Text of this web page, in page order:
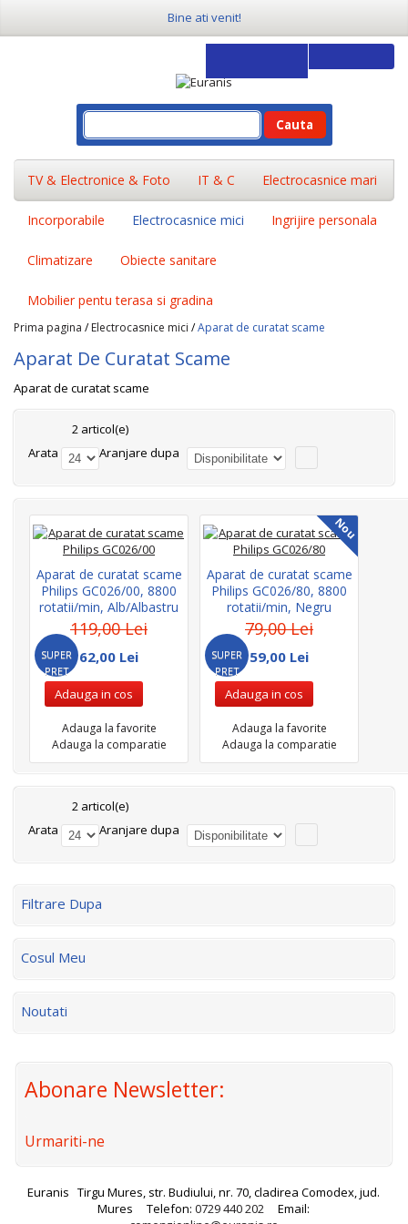
Bine ati venit!
Cauta
TV & Electronice & Foto IT & C Electrocasnice mari
Incorporabile Electrocasnice mici Ingrijire personala
Climatizare Obiecte sanitare
Mobilier pentu terasa si gradina
Prima pagina /Electrocasnice mici /Aparat de curatat scame
Aparat De Curatat Scame
Aparat de curatat scame
2 articol(e)
Arata
Aranjare dupa
SUPER
PRET
Aparat de curatat scame
Philips GC026/00, 8800
rotatii/min, Alb/Albastru
119,00 Lei
62,00 Lei
Adauga in cos
Adauga la favorite
Adauga la comparatie
Nou
SUPER
PRET
Aparat de curatat scame
Philips GC026/80, 8800
rotatii/min, Negru
79,00 Lei
59,00 Lei
Adauga in cos
Adauga la favorite
Adauga la comparatie
2 articol(e)
Arata
Aranjare dupa
Filtrare Dupa
Cosul Meu
Noutati
Abonare Newsletter:
Urmariti-ne
Euranis Tirgu Mures, str. Budiului, nr. 70, cladirea Comodex, jud.
Mures
Telefon:0729 440 202
Email: